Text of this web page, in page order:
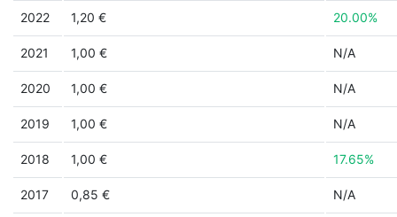
2022 1,20 € 20.00%
2021 1,00 € N/A
2020 1,00 € N/A
2019 1,00 € N/A
2018 1,00 € 17.65%
2017 0,85 € N/A